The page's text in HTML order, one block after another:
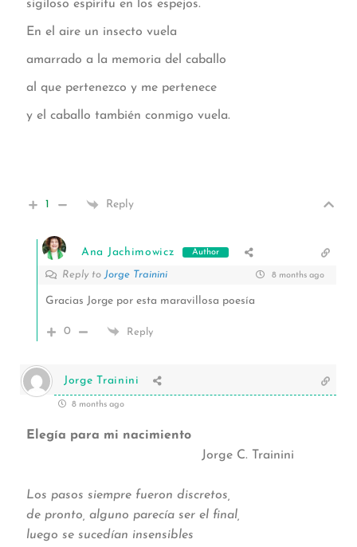
sigiloso espíritu en los espejos.
En el aire un insecto vuela
amarrado a la memoria del caballo
al que pertenezco y me pertenece
y el caballo también conmigo vuela.
1 Reply
Ana Jachimowicz Author
Reply to Jorge Trainini 8 months ago
Gracias Jorge por esta maravillosa poesía
0 Reply
Jorge Trainini
8 months ago
Elegía para mi nacimiento
Jorge C. Trainini
Los pasos siempre fueron discretos,
de pronto, alguno parecía ser el final,
luego se sucedían insensibles